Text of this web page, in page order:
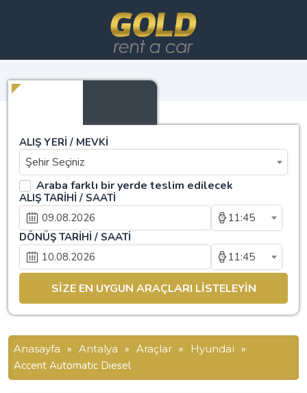
ALIŞ YERİ / MEVKİ
Şehir Seçiniz
Araba farklı bir yerde teslim edilecek
ALIŞ TARİHİ / SAATİ
11:45
DÖNÜŞ TARİHİ / SAATİ
11:45
Anasayfa » Antalya » Araçlar » Hyundai
»
Accent Automatic Diesel